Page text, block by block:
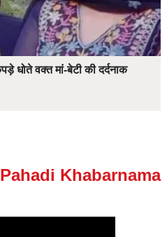
धोते वक्त मां-बेटी की दर्दनाक
Khabarnama